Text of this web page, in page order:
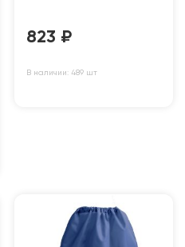
823 ₽
В наличии: 489 шт